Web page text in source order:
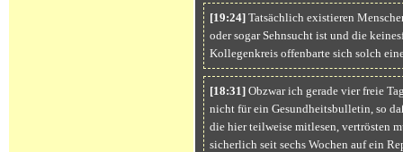
[19:24]Tatsächlich existieren
oder sogar Sehnsucht ist und die
Kollegenkreis offenbarte sich solch
[18:31]Obzwar ich gerade vier freie
nicht für ein Gesundheitsbulletin, so
die hier teilweise mitlesen, vertrösten
sicherlich seit sechs Wochen auf ein